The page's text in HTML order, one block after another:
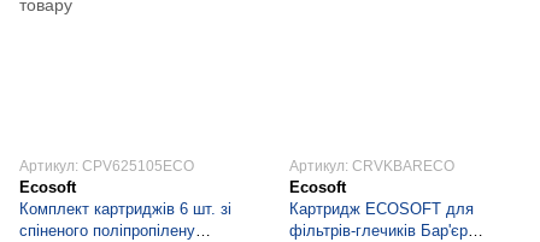
Артикул: CPV625105ECO
Ecosoft
Комплект картриджів 6 шт. зі
спіненого поліпропілену
Артикул: CRVKBARECO
Ecosoft
Картридж ECOSOFT для
фільтрів-глечиків Бар'єр